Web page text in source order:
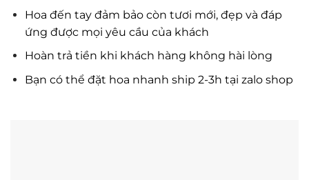
Hoa đến tay đảm bảo còn tươi mới, đẹp và đáp
ứng được mọi yêu cầu của khách
Hoàn trả tiền khi khách hàng không hài lòng
Bạn có thể đặt hoa nhanh ship 2-3h tại zalo shop